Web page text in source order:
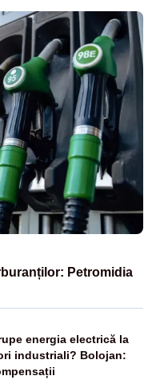
Petromidia
energia electrică la
industriali? Bolojan: